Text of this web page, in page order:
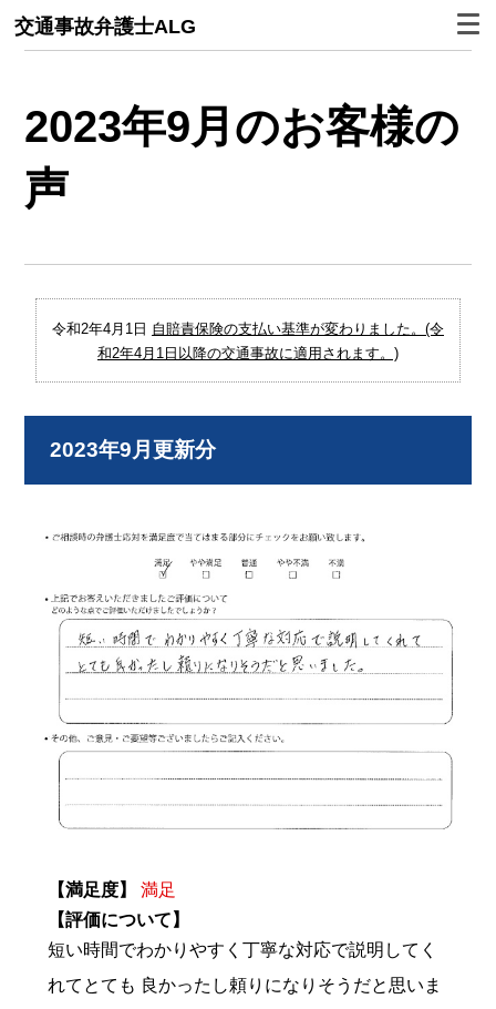
交通事故弁護士ALG
2023年9月のお客様の
声
令和2年4月1日 自賠責保険の支払い基準が変わりました。(令
和2年4月1日以降の交通事故に適用されます。)
2023年9月更新分
【満足度】
満足
【評価について】
短い時間でわかりやすく丁寧な対応で説明してく
れてとても 良かったし頼りになりそうだと思いま